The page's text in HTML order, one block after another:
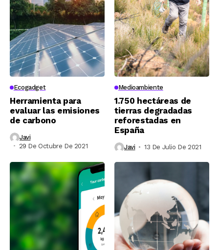
Ecogadget
Herramienta para
evaluar las emisiones
de carbono
Javi
29 De Octubre De 2021
Medioambiente
1.750 hectáreas de
tierras degradadas
reforestadas en
España
Javi 13 De Julio De 2021